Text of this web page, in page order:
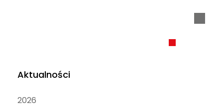
Aktualności
2026